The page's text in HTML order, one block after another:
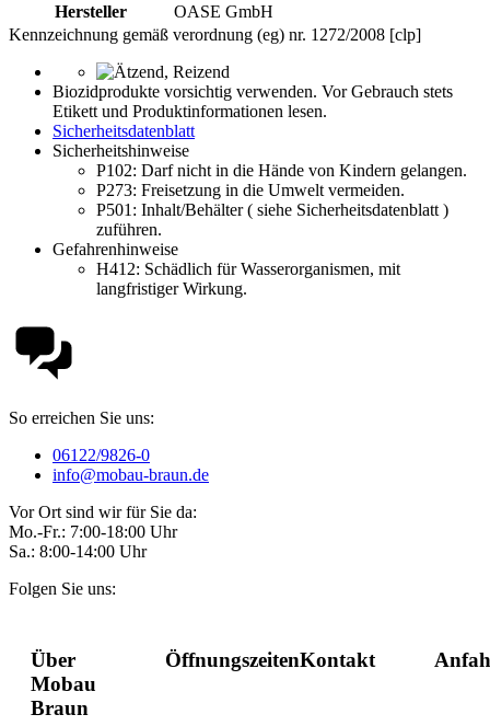
Hersteller
OASE GmbH
Kennzeichnung gemäß verordnung (eg) nr. 1272/2008 [clp]
Biozidprodukte vorsichtig verwenden. Vor Gebrauch stets
Etikett und Produktinformationen lesen.
Sicherheitsdatenblatt
Sicherheitshinweise
P102: Darf nicht in die Hände von Kindern gelangen.
P273: Freisetzung in die Umwelt vermeiden.
P501: Inhalt/Behälter ( siehe Sicherheitsdatenblatt )
zuführen.
Gefahrenhinweise
H412: Schädlich für Wasserorganismen, mit
langfristiger Wirkung.
So erreichen Sie uns:
06122/9826-0
info@mobau-braun.de
Vor Ort sind wir für Sie da:
Mo.-Fr.: 7:00-18:00 Uhr
Sa.: 8:00-14:00 Uhr
Folgen Sie uns:
Über
Mobau
Braun
ÖffnungszeitenKontakt